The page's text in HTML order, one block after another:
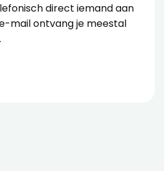
direct iemand aan
mail ontvang je meestal